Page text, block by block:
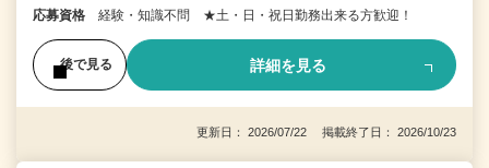
応募資格 経験・知識不問 ★土・日・祝日勤務出来る方歓迎！
後で見る 詳細を見る
更新日： 2026/07/22 掲載終了日： 2026/10/23